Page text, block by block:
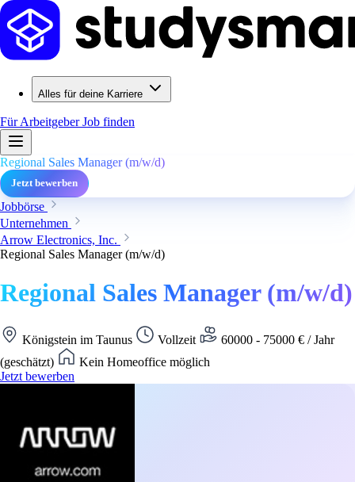
Alles für deine Karriere
Für ArbeitgeberJob finden
Regional Sales Manager (m/w/d)
Jetzt bewerben
Jobbörse
Unternehmen
Arrow Electronics, Inc.
Regional Sales Manager (m/w/d)
Regional Sales Manager (m/w/d)
Königstein im Taunus Vollzeit
60000 - 75000 € / Jahr
(geschätzt)
Kein Homeoffice möglich
Jetzt bewerben